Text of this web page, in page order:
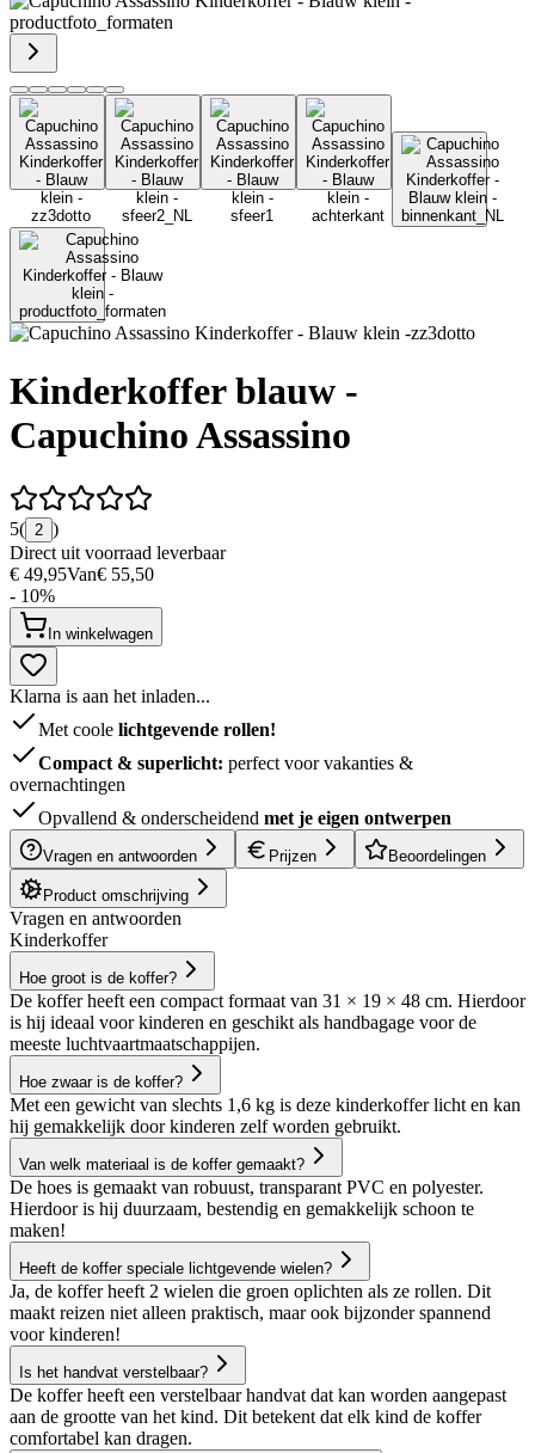
Kinderkoffer blauw -
Capuchino Assassino
5( 2 )
Direct uit voorraad leverbaar
€ 49,95Van€ 55,50
- 10%
In winkelwagen
Klarna is aan het inladen...
Met coole lichtgevende rollen!
Compact & superlicht: perfect voor vakanties &
overnachtingen
Opvallend & onderscheidend met je eigen ontwerpen
Vragen en antwoorden Prijzen Beoordelingen
Product omschrijving
Vragen en antwoorden
Kinderkoffer
Hoe groot is de koffer?
De koffer heeft een compact formaat van 31 × 19 × 48 cm. Hierdoor
is hij ideaal voor kinderen en geschikt als handbagage voor de
meeste luchtvaartmaatschappijen.
Hoe zwaar is de koffer?
Met een gewicht van slechts 1,6 kg is deze kinderkoffer licht en kan
hij gemakkelijk door kinderen zelf worden gebruikt.
Van welk materiaal is de koffer gemaakt?
De hoes is gemaakt van robuust, transparant PVC en polyester.
Hierdoor is hij duurzaam, bestendig en gemakkelijk schoon te
maken!
Heeft de koffer speciale lichtgevende wielen?
Ja, de koffer heeft 2 wielen die groen oplichten als ze rollen. Dit
maakt reizen niet alleen praktisch, maar ook bijzonder spannend
voor kinderen!
Is het handvat verstelbaar?
De koffer heeft een verstelbaar handvat dat kan worden aangepast
aan de grootte van het kind. Dit betekent dat elk kind de koffer
comfortabel kan dragen.